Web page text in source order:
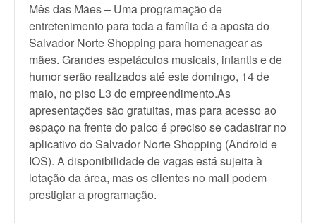
Mês das Mães – Uma programação de
entretenimento para toda a família é a aposta do
Salvador Norte Shopping para homenagear as
mães. Grandes espetáculos musicais, infantis e de
humor serão realizados até este domingo, 14 de
maio, no piso L3 do empreendimento.As
apresentações são gratuitas, mas para acesso ao
espaço na frente do palco é preciso se cadastrar no
aplicativo do Salvador Norte Shopping (Android e
IOS). A disponibilidade de vagas está sujeita à
lotação da área, mas os clientes no mall podem
prestigiar a programação.